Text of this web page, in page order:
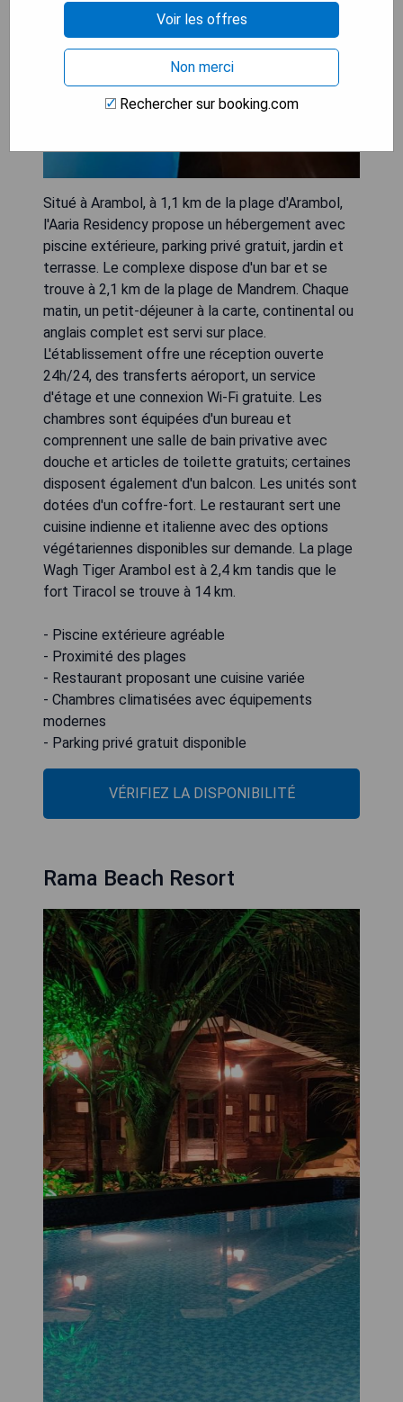
Situé à Arambol, à 1,1 km de la plage d'Arambol,
l'Aaria Residency propose un hébergement avec
piscine extérieure, parking privé gratuit, jardin et
terrasse. Le complexe dispose d'un bar et se
trouve à 2,1 km de la plage de Mandrem. Chaque
matin, un petit-déjeuner à la carte, continental ou
anglais complet est servi sur place.
L'établissement offre une réception ouverte
24h/24, des transferts aéroport, un service
d'étage et une connexion Wi-Fi gratuite. Les
chambres sont équipées d'un bureau et
comprennent une salle de bain privative avec
douche et articles de toilette gratuits; certaines
disposent également d'un balcon. Les unités sont
dotées d'un coffre-fort. Le restaurant sert une
cuisine indienne et italienne avec des options
végétariennes disponibles sur demande. La plage
Wagh Tiger Arambol est à 2,4 km tandis que le
fort Tiracol se trouve à 14 km.
- Piscine extérieure agréable
- Proximité des plages
- Restaurant proposant une cuisine variée
- Chambres climatisées avec équipements
modernes
- Parking privé gratuit disponible
VÉRIFIEZ LA DISPONIBILITÉ
Rama Beach Resort
Voir les offres
Non merci
Rechercher sur booking.com